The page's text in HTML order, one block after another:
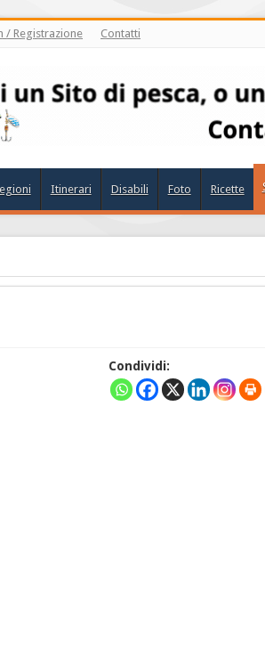
/ Registrazione Contatti
Itinerari Disabili Foto Ricette
Condividi: